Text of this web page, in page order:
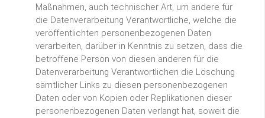
Maßnahmen, auch technischer Art, um andere für
die Datenverarbeitung Verantwortliche, welche die
veröffentlichten personenbezogenen Daten
verarbeiten, darüber in Kenntnis zu setzen, dass die
betroffene Person von diesen anderen für die
Datenverarbeitung Verantwortlichen die Löschung
sämtlicher Links zu diesen personenbezogenen
Daten oder von Kopien oder Replikationen dieser
personenbezogenen Daten verlangt hat, soweit die